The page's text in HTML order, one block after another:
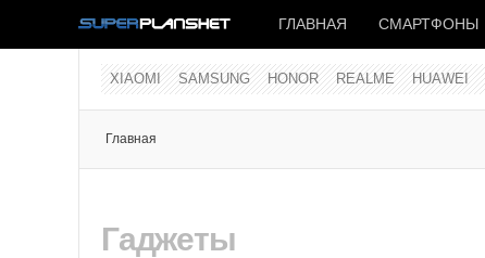
ГЛАВНАЯ СМАРТФОНЫ
XIAOMI SAMSUNG HONOR REALME HUAWEI
Главная
Гаджеты